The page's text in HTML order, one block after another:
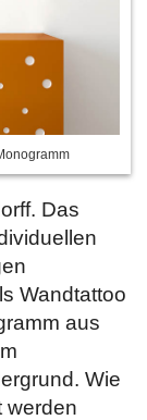
Das
Wandtattoo
aus
Wie
werden